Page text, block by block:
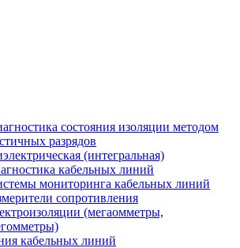
состояния изоляции методом
разрядов
(интегральная)
кабельных линий
мониторинга кабельных линий
сопротивления
(мегаомметры,
кабельных линий